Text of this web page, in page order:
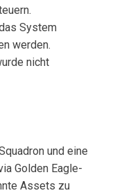
System
werden.
nicht
und eine
Golden Eagle-
Assets zu